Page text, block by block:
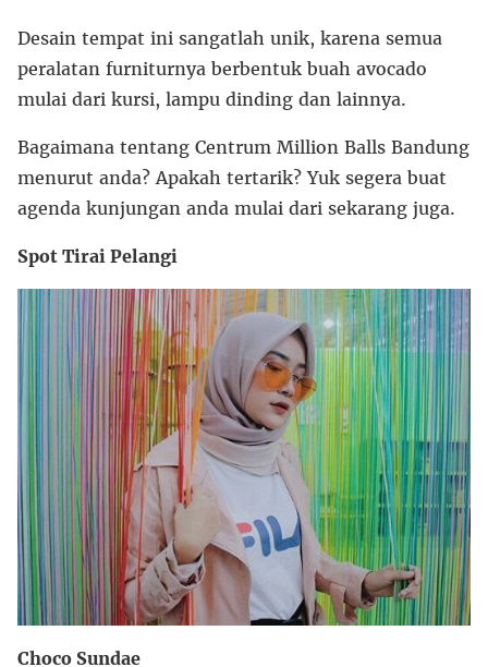
Desain tempat ini sangatlah unik, karena semua
peralatan furniturnya berbentuk buah avocado
mulai dari kursi, lampu dinding dan lainnya.
Bagaimana tentang Centrum Million Balls Bandung
menurut anda? Apakah tertarik? Yuk segera buat
agenda kunjungan anda mulai dari sekarang juga.
Spot Tirai Pelangi
Choco Sundae